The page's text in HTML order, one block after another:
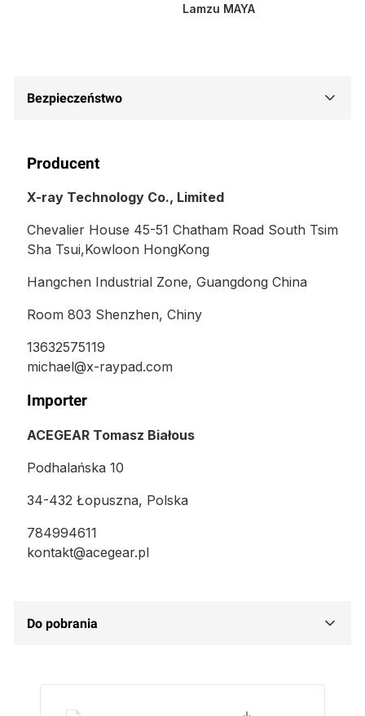
Lamzu MAYA
Bezpieczeństwo
Producent
X-ray Technology Co., Limited
Chevalier House 45-51 Chatham Road South Tsim
Sha Tsui,Kowloon HongKong
Hangchen Industrial Zone, Guangdong China
Room 803 Shenzhen, Chiny
13632575119
michael@x-raypad.com
Importer
ACEGEAR Tomasz Białous
Podhalańska 10
34-432 Łopuszna, Polska
784994611
kontakt@acegear.pl
Do pobrania